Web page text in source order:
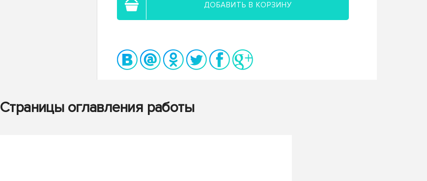
ДОБАВИТЬ В КОРЗИНУ
Страницы оглавления работы